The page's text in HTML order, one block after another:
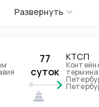
Развернуть
77
суток
КТСП